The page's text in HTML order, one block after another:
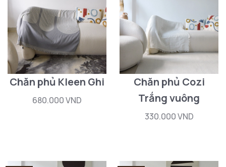
Chăn phủ Kleen Ghi
680.000 VND
Chăn phủ Cozi
Trắng vuông
330.000 VND